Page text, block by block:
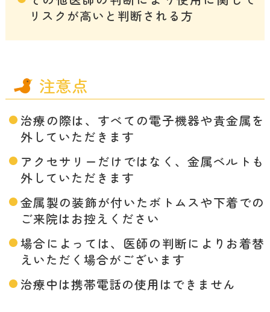
リスクが高いと判断される方
注意点
治療の際は、すべての電子機器や貴金属を
外していただきます
アクセサリーだけではなく、金属ベルトも
外していただきます
金属製の装飾が付いたボトムスや下着での
ご来院はお控えください
場合によっては、医師の判断によりお着替
えいただく場合がございます
治療中は携帯電話の使用はできません